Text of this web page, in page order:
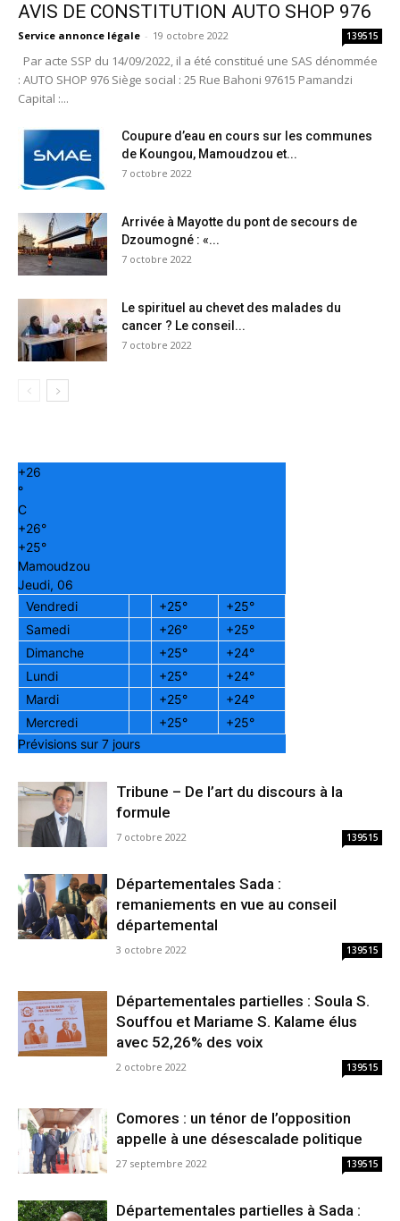
AVIS DE CONSTITUTION AUTO SHOP 976
Service annonce légale - 19 octobre 2022 139515
Par acte SSP du 14/09/2022, il a été constitué une SAS dénommée
: AUTO SHOP 976 Siège social : 25 Rue Bahoni 97615 Pamandzi
Capital :...
Coupure d’eau en cours sur les communes
de Koungou, Mamoudzou et...
7 octobre 2022
Arrivée à Mayotte du pont de secours de
Dzoumogné : «...
7 octobre 2022
Le spirituel au chevet des malades du
cancer ? Le conseil...
7 octobre 2022
+26
°
C
+26°
+25°
Mamoudzou
Jeudi, 06
Vendredi
+25° +25°
Samedi
+26° +25°
Dimanche
+25° +24°
Lundi
+25° +24°
Mardi
+25° +24°
Mercredi
+25° +25°
Prévisions sur 7 jours
Tribune – De l’art du discours à la
formule
7 octobre 2022 139515
Départementales Sada :
remaniements en vue au conseil
départemental
3 octobre 2022 139515
Départementales partielles : Soula S.
Souffou et Mariame S. Kalame élus
avec 52,26% des voix
2 octobre 2022 139515
Comores : un ténor de l’opposition
appelle à une désescalade politique
27 septembre 2022 139515
Départementales partielles à Sada :